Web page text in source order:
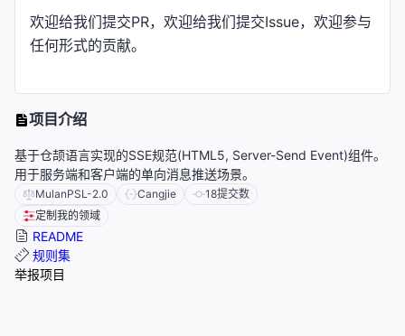
欢迎给我们提交PR，欢迎给我们提交Issue，欢迎参与
任何形式的贡献。
项目介绍
基于仓颉语言实现的SSE规范(HTML5, Server-Send Event)组件。
用于服务端和客户端的单向消息推送场景。
MulanPSL-2.0 Cangjie 18提交数
定制我的领域
README
规则集
举报项目